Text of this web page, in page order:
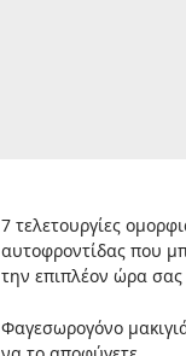
7 τελετουργίες
αυτοφροντίδας που
την επιπλέον ώρα σας
Φαγεσωρογόνο